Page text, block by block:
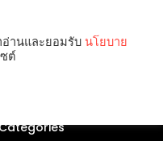
อ่านและยอมรับ นโยบาย
ต์